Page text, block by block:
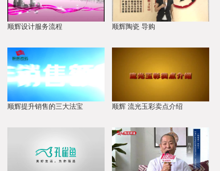
顺辉设计服务流程 顺辉陶瓷 导购
顺辉提升销售的三大法宝 顺辉 流光玉彩卖点介绍